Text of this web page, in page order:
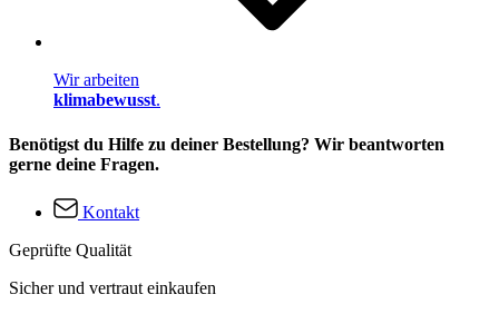
Wir arbeiten
klimabewusst.
Benötigst du Hilfe zu deiner Bestellung? Wir beantworten
gerne deine Fragen.
Kontakt
Geprüfte Qualität
Sicher und vertraut einkaufen